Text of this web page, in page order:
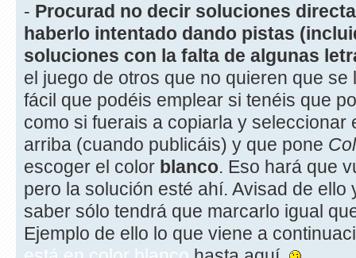
- Procurad no decir soluciones
haberlo intentado dando pistas
soluciones con la falta de algunas
el juego de otros que no quieren que
fácil que podéis emplear si tenéis que
como si fuerais a copiarla y seleccionar
arriba (cuando publicáis) y que pone
escoger el color blanco. Eso hará que
pero la solución esté ahí. Avisad de ello
saber sólo tendrá que marcarlo igual
Ejemplo de ello lo que viene a